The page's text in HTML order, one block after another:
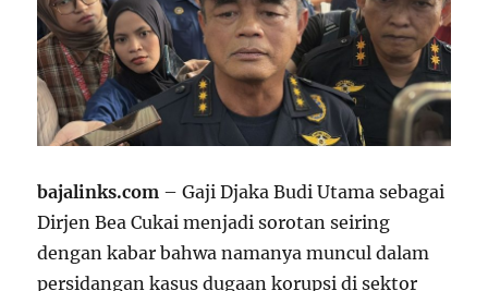
bajalinks.com – Gaji Djaka Budi Utama sebagai
Dirjen Bea Cukai menjadi sorotan seiring
dengan kabar bahwa namanya muncul dalam
persidangan kasus dugaan korupsi di sektor